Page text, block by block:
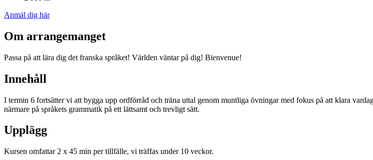
Anmäl dig här
Om arrangemanget
Passa på att lära dig det franska språket! Världen väntar på dig! Bienvenue!
Innehåll
I termin 6 fortsätter vi att bygga upp ordförråd och träna uttal genom muntliga övningar med fokus på att klara
närmare på språkets grammatik på ett lättsamt och trevligt sätt.
Upplägg
Kursen omfattar 2 x 45 min per tillfälle, vi träffas under 10 veckor.